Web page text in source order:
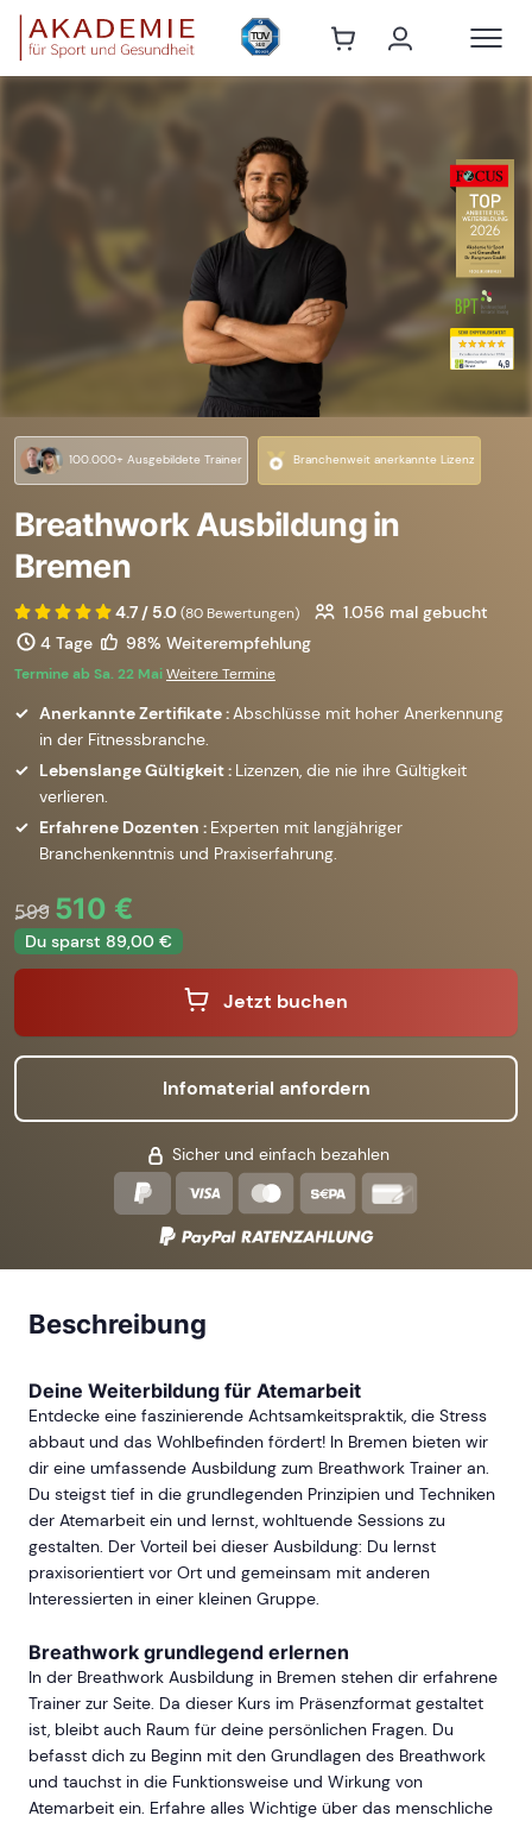
100.000+ Ausgebildete Trainer Branchenweit anerkannte Lizenz
Breathwork Ausbildung in
Bremen
4.7 / 5.0(80 Bewertungen) 1.056 mal gebucht
4 Tage
98% Weiterempfehlung
Termine ab Sa. 22 MaiWeitere Termine
Anerkannte Zertifikate :Abschlüsse mit hoher Anerkennung
in der Fitnessbranche.
Lebenslange Gültigkeit : Lizenzen, die nie ihre Gültigkeit
verlieren.
Erfahrene Dozenten : Experten mit langjähriger
Branchenkenntnis und Praxiserfahrung.
599 510 €
Du sparst 89,00 €
Jetzt buchen
Infomaterial anfordern
Sicher und einfach bezahlen
Beschreibung
Deine Weiterbildung für Atemarbeit
Entdecke eine faszinierende Achtsamkeitspraktik, die Stress
abbaut und das Wohlbefinden fördert! In Bremen bieten wir
dir eine umfassende Ausbildung zum Breathwork Trainer an.
Du steigst tief in die grundlegenden Prinzipien und Techniken
der Atemarbeit ein und lernst, wohltuende Sessions zu
gestalten. Der Vorteil bei dieser Ausbildung: Du lernst
praxisorientiert vor Ort und gemeinsam mit anderen
Interessierten in einer kleinen Gruppe.
Breathwork grundlegend erlernen
In der Breathwork Ausbildung in Bremen stehen dir erfahrene
Trainer zur Seite. Da dieser Kurs im Präsenzformat gestaltet
ist, bleibt auch Raum für deine persönlichen Fragen. Du
befasst dich zu Beginn mit den Grundlagen des Breathwork
und tauchst in die Funktionsweise und Wirkung von
Atemarbeit ein. Erfahre alles Wichtige über das menschliche